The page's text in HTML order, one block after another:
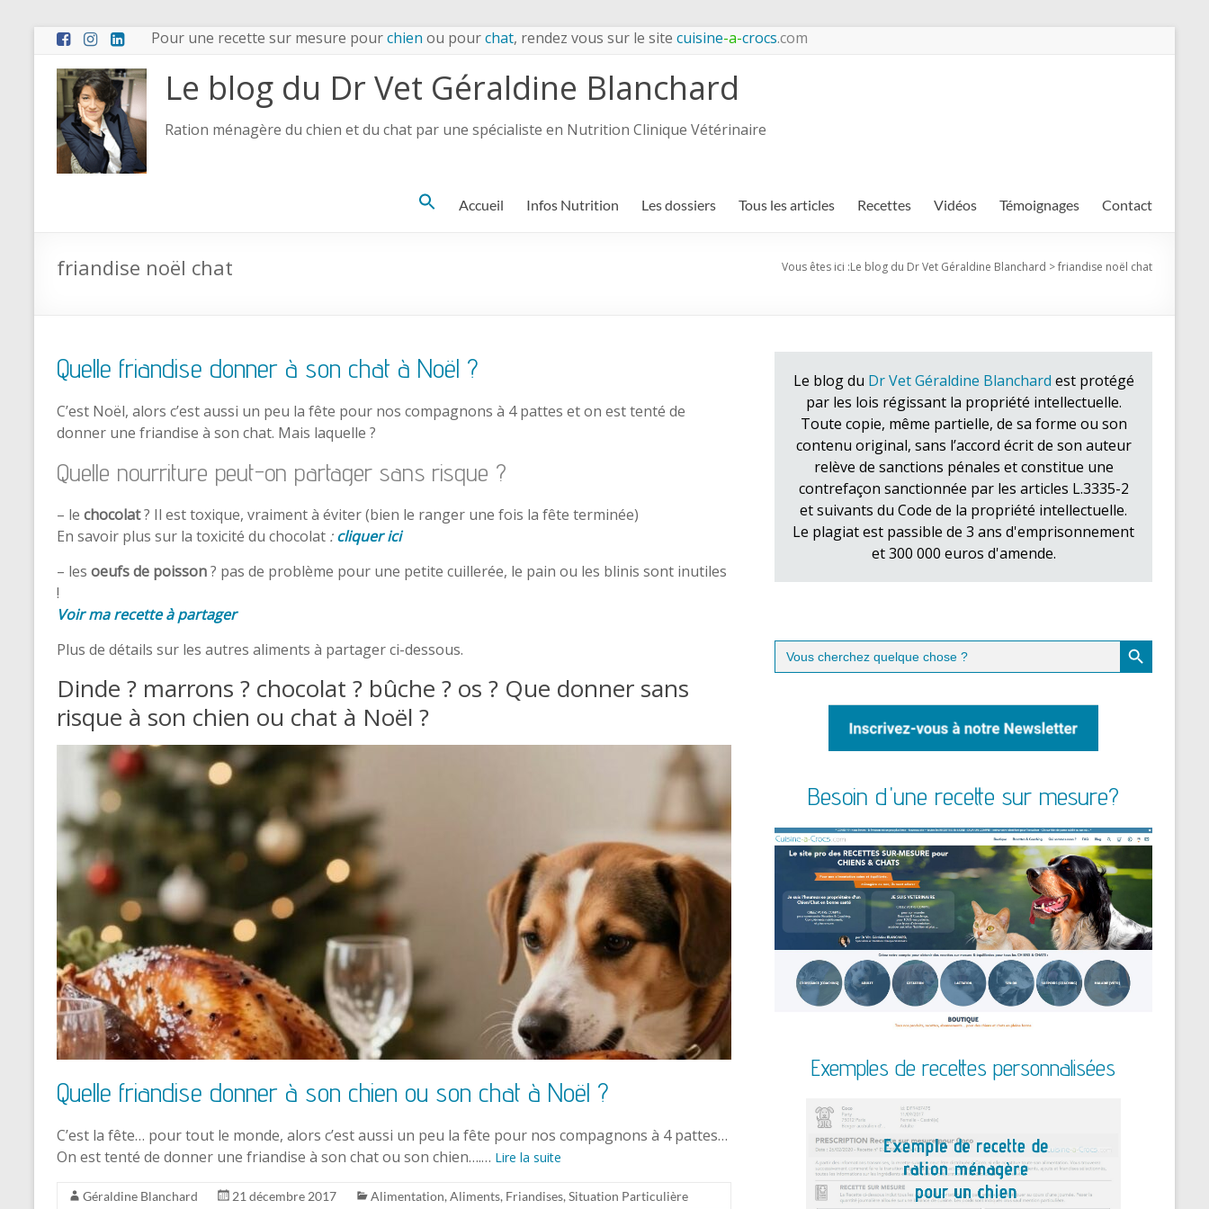
Pour une recette sur mesure pourchien ou pourchat, rendez vous sur le site cuisine-a-crocs.com
Le blog du Dr Vet Géraldine Blanchard
Ration ménagère du chien et du chat par une spécialiste en Nutrition Clinique Vétérinaire
Search Accueil Infos Nutrition Les dossiers Tous les articles Recettes Vidéos Témoignages Contact
friandise noël chat Vous êtes ici :Le blog du Dr Vet Géraldine Blanchard >friandise noël chat
Quelle friandise donner à son chat à Noël ?
C’est Noël, alors c’est aussi un peu la fête pour nos compagnons à 4 pattes et on est tenté de
donner une friandise à son chat. Mais laquelle ?
Quelle nourriture peut-on partager sans risque ?
– le chocolat? Il est toxique, vraiment à éviter (bien le ranger une fois la fête terminée)
En savoir plus sur la toxicité du chocolat :cliquer ici
– les oeufs de poisson? pas de problème pour une petite cuillerée, le pain ou les blinis sont inutiles
!
Voir ma recette à partager
Plus de détails sur les autres aliments à partager ci-dessous.
Dinde ? marrons ? chocolat ? bûche ? os ? Que donner sans
risque à son chien ou chat à Noël ?
Quelle friandise donner à son chien ou son chat à Noël ?
C’est la fête… pour tout le monde, alors c’est aussi un peu la fête pour nos compagnons à 4 pattes…
On est tenté de donner une friandise à son chat ou son chien….… Lire la suite
Géraldine Blanchard 21 décembre 2017 Alimentation, Aliments, Friandises, Situation Particulière
Le blog du Dr Vet Géraldine Blanchard est protégé
par les lois régissant la propriété intellectuelle.
Toute copie, même partielle, de sa forme ou son
contenu original, sans l’accord écrit de son auteur
relève de sanctions pénales et constitue une
contrefaçon sanctionnée par les articles L.3335-2
et suivants du Code de la propriété intellectuelle.
Le plagiat est passible de 3 ans d'emprisonnement
et 300 000 euros d'amende.
Search
for:
Search Button
Besoin d'une recette sur mesure?
Exemples de recettes personnalisées